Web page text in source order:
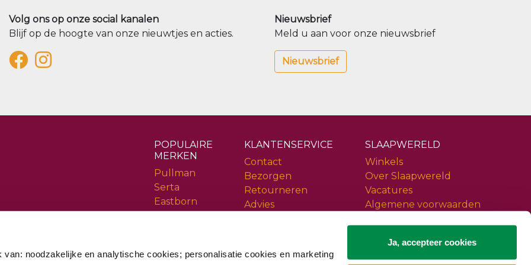
van: noodzakelijke en analytische cookies; personalisatie cookies en marketing
Ja, accepteer cookies
Volg ons op onze social kanalen
Blijf op de hoogte van onze nieuwtjes en acties.
Nieuwsbrief
Meld u aan voor onze nieuwsbrief
Nieuwsbrief
POPULAIRE
MERKEN
Pullman
Serta
Eastborn
KLANTENSERVICE
Contact
Bezorgen
Retourneren
Advies
SLAAPWERELD
Winkels
Over Slaapwereld
Vacatures
Algemene voorwaarden